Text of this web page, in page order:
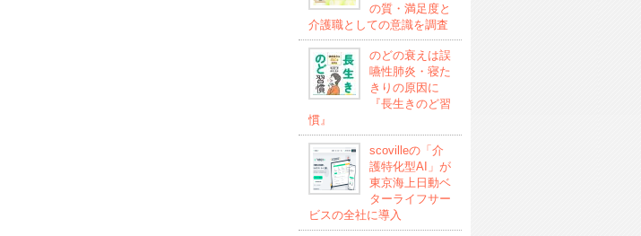
の質・満足度と
介護職としての意識を調査
のどの衰えは誤
嚥性肺炎・寝た
きりの原因に
『長生きのど習
慣』
scovilleの「介
護特化型AI」が
東京海上日動ベ
ターライフサー
ビスの全社に導入